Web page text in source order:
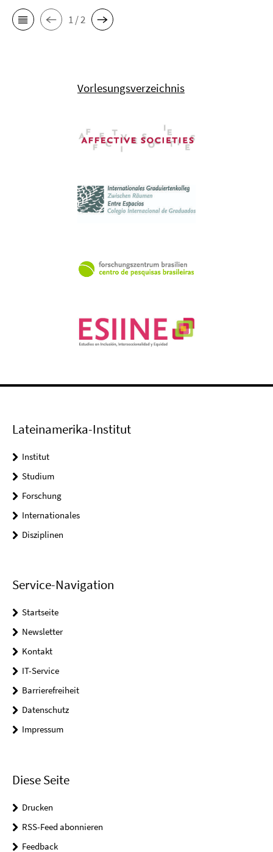
1 / 2
Vorlesungsverzeichnis
Lateinamerika-Institut
Institut
Studium
Forschung
Internationales
Disziplinen
Service-Navigation
Startseite
Newsletter
Kontakt
IT-Service
Barrierefreiheit
Datenschutz
Impressum
Diese Seite
Drucken
RSS-Feed abonnieren
Feedback